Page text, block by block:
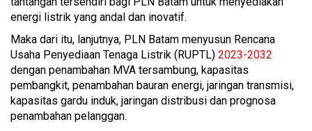
energi listrik yang andal dan inovatif.
Maka dari itu, lanjutnya, PLN Batam menyusun Rencana
Usaha Penyediaan Tenaga Listrik (RUPTL) 2023-2032
dengan penambahan MVA tersambung, kapasitas
pembangkit, penambahan bauran energi, jaringan transmisi,
kapasitas gardu induk, jaringan distribusi dan prognosa
penambahan pelanggan.